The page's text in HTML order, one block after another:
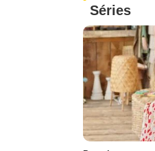
Séries